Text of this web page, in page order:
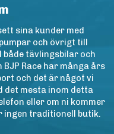
sina kunder med
och övrigt till
både tävlingsbilar och
Race har många års
och det är något vi
det mesta inom detta
eller om ni kommer
ingen traditionell butik.